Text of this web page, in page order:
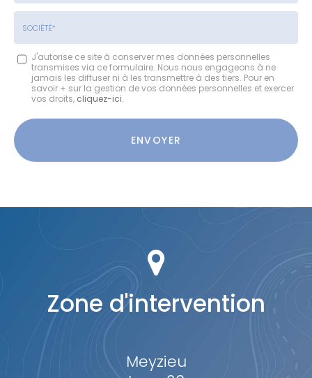
*
*
Tél.
SociétéJ'autorise ce site à conserver mes données personnelles
transmises via ce formulaire. Nous nous engageons à ne
jamais les diffuser ni à les transmettre à des tiers. Pour en
savoir + sur la gestion de vos données personnelles et exercer
vos droits, cliquez-ici.
Acceptation
RGPD
*
ENVOYER
Zone d'intervention
Meyzieu